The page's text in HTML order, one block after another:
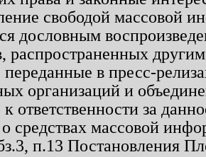
свободой массовой
дословным
распространенных
в пресс-
организаций и
ответственности за
средствах массовой
п.13 Постановления